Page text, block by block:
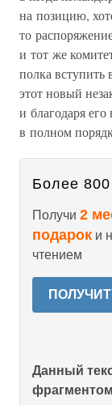
на позицию,
то
и тот же
полка
этот новый
и благодаря
в полном
Более 800
Получи 2
подарок и
чтением
Данный